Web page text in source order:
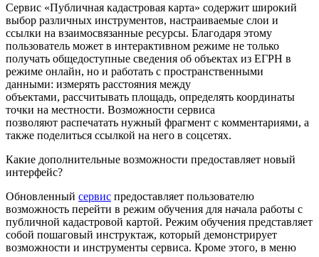
Сервис «Публичная кадастровая карта» содержит широкий
выбор различных инструментов, настраиваемые слои и
ссылки на взаимосвязанные ресурсы. Благодаря этому
пользователь может в интерактивном режиме не только
получать общедоступные сведения об объектах из ЕГРН в
режиме онлайн, но и работать с пространственными
данными: измерять расстояния между
объектами, рассчитывать площадь, определять координаты
точки на местности. Возможности сервиса
позволяют распечатать нужный фрагмент с комментариями, а
также поделиться ссылкой на него в соцсетях.
Какие дополнительные возможности предоставляет новый
интерфейс?
Обновленный сервис предоставляет пользователю
возможность перейти в режим обучения для начала работы с
публичной кадастровой картой. Режим обучения представляет
собой пошаговый инструктаж, который демонстрирует
возможности и инструменты сервиса. Кроме этого, в меню